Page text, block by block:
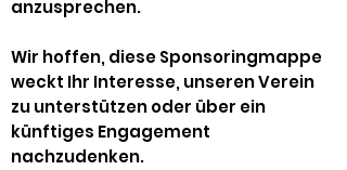
anzusprechen.
Wir hoffen, diese Sponsoringmappe
weckt Ihr Interesse, unseren Verein
zu unterstützen oder über ein
künftiges Engagement
nachzudenken.